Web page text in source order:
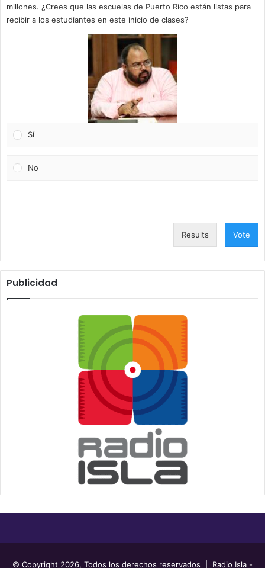
millones. ¿Crees que las escuelas de Puerto Rico están listas para
recibir a los estudiantes en este inicio de clases?
Sí
No
Results Vote
Publicidad
© Copyright 2026, Todos los derechos reservados | Radio Isla -